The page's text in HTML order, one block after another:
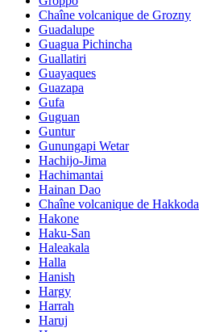
Chaîne volcanique de Grozny
Guadalupe
Guagua Pichincha
Guallatiri
Guayaques
Guazapa
Gufa
Guguan
Guntur
Gunungapi Wetar
Hachijo-Jima
Hachimantai
Hainan Dao
Chaîne volcanique de Hakkoda
Hakone
Haku-San
Haleakala
Halla
Hanish
Hargy
Harrah
Haruj